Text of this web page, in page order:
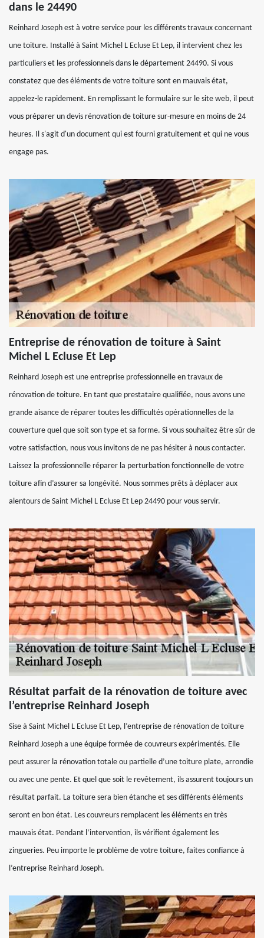
dans le 24490
Reinhard Joseph est à votre service pour les différents travaux concernant
une toiture. Installé à Saint Michel L Ecluse Et Lep, il intervient chez les
particuliers et les professionnels dans le département 24490. Si vous
constatez que des éléments de votre toiture sont en mauvais état,
appelez-le rapidement. En remplissant le formulaire sur le site web, il peut
vous préparer un devis rénovation de toiture sur-mesure en moins de 24
heures. Il s'agit d'un document qui est fourni gratuitement et qui ne vous
engage pas.
Entreprise de rénovation de toiture à Saint
Michel L Ecluse Et Lep
Reinhard Joseph est une entreprise professionnelle en travaux de
rénovation de toiture. En tant que prestataire qualifiée, nous avons une
grande aisance de réparer toutes les difficultés opérationnelles de la
couverture quel que soit son type et sa forme. Si vous souhaitez être sûr de
votre satisfaction, nous vous invitons de ne pas hésiter à nous contacter.
Laissez la professionnelle réparer la perturbation fonctionnelle de votre
toiture afin d’assurer sa longévité. Nous sommes prêts à déplacer aux
alentours de Saint Michel L Ecluse Et Lep 24490 pour vous servir.
Résultat parfait de la rénovation de toiture avec
l’entreprise Reinhard Joseph
Sise à Saint Michel L Ecluse Et Lep, l’entreprise de rénovation de toiture
Reinhard Joseph a une équipe formée de couvreurs expérimentés. Elle
peut assurer la rénovation totale ou partielle d’une toiture plate, arrondie
ou avec une pente. Et quel que soit le revêtement, ils assurent toujours un
résultat parfait. La toiture sera bien étanche et ses différents éléments
seront en bon état. Les couvreurs remplacent les éléments en très
mauvais état. Pendant l’intervention, ils vérifient également les
zingueries. Peu importe le problème de votre toiture, faites confiance à
l’entreprise Reinhard Joseph.